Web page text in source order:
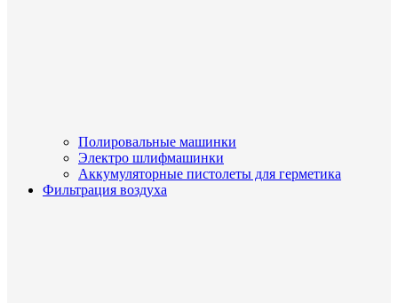
Полировальные машинки
Электро шлифмашинки
Аккумуляторные пистолеты для герметика
Фильтрация воздуха